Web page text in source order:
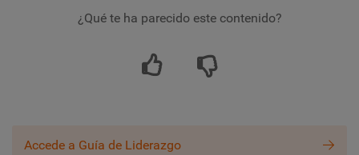
¿Qué te ha parecido este contenido?
Accede a Guía de Liderazgo